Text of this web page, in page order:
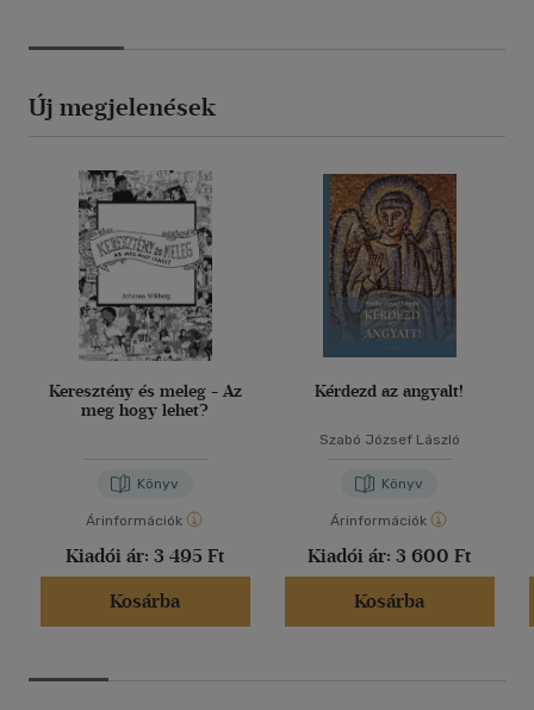
Új megjelenések
Keresztény és meleg - Az
meg hogy lehet?
Könyv
Árinformációk
Kiadói ár: 3 495 Ft
Kosárba
Kérdezd az angyalt!
Szabó József László
Könyv
Árinformációk
Kiadói ár: 3 600 Ft
Kosárba